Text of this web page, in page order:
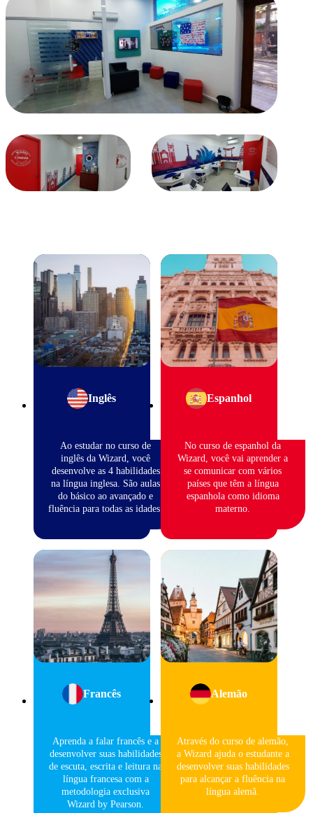
Inglês
Ao estudar no curso de
inglês da Wizard, você
desenvolve as 4 habilidades
na língua inglesa. São aulas
do básico ao avançado e
fluência para todas as idades.
Espanhol
No curso de espanhol da
Wizard, você vai aprender a
se comunicar com vários
países que têm a língua
espanhola como idioma
materno.
Francês
Aprenda a falar francês e a
desenvolver suas habilidades
de escuta, escrita e leitura na
língua francesa com a
metodologia exclusiva
Wizard by Pearson.
Alemão
Através do curso de alemão,
a Wizard ajuda o estudante a
desenvolver suas habilidades
para alcançar a fluência na
língua alemã.